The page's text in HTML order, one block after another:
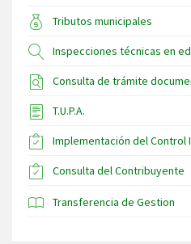
Tributos municipales
Inspecciones técnicas en
Consulta de trámite
T.U.P.A.
Implementación del Control
Consulta del Contribuyente
Transferencia de Gestion